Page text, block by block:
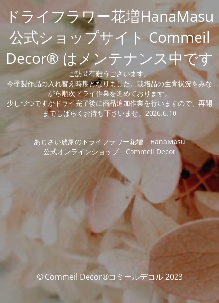
ドライフラワー花増HanaMasu
公式ショップサイト Commeil
Decor® はメンテナンス中です
ご訪問有難うございます。
今季製作品の入れ替え時期となりました。栽培品の生育状況をみな
がら順次ドライ作業を進めております。
少しづつですがドライ完了後に商品追加作業を行いますので、再開
までしばらくお待ち下さいませ。2026.6.10
あじさい農家のドライフラワー花増 HanaMasu
公式オンラインショップ Commeil Decor
© Commeil Decor®コミールデコル 2023